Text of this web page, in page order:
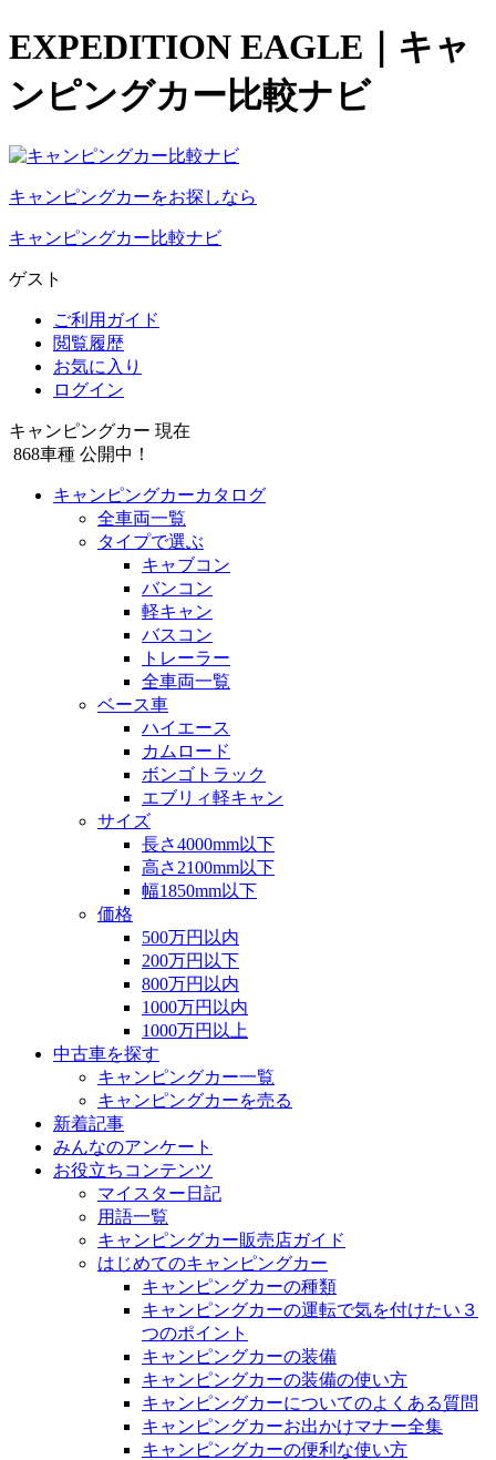
EXPEDITION EAGLE｜キャ
ンピングカー比較ナビ
キャンピングカーをお探しなら
キャンピングカー比較ナビ
ゲスト
ご利用ガイド
閲覧履歴
お気に入り
ログイン
キャンピングカー 現在
868車種 公開中！
キャンピングカーカタログ
全車両一覧
タイプで選ぶ
キャブコン
バンコン
軽キャン
バスコン
トレーラー
全車両一覧
ベース車
ハイエース
カムロード
ボンゴトラック
エブリィ軽キャン
サイズ
長さ4000mm以下
高さ2100mm以下
幅1850mm以下
価格
500万円以内
200万円以下
800万円以内
1000万円以内
1000万円以上
中古車を探す
キャンピングカー一覧
キャンピングカーを売る
新着記事
みんなのアンケート
お役立ちコンテンツ
マイスター日記
用語一覧
キャンピングカー販売店ガイド
はじめてのキャンピングカー
キャンピングカーの種類
キャンピングカーの運転で気を付けたい３
つのポイント
キャンピングカーの装備
キャンピングカーの装備の使い方
キャンピングカーについてのよくある質問
キャンピングカーお出かけマナー全集
キャンピングカーの便利な使い方